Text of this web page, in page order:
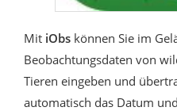
Mit iObs können Sie im
Beobachtungsdaten von
Tieren eingeben und
automatisch das Datum